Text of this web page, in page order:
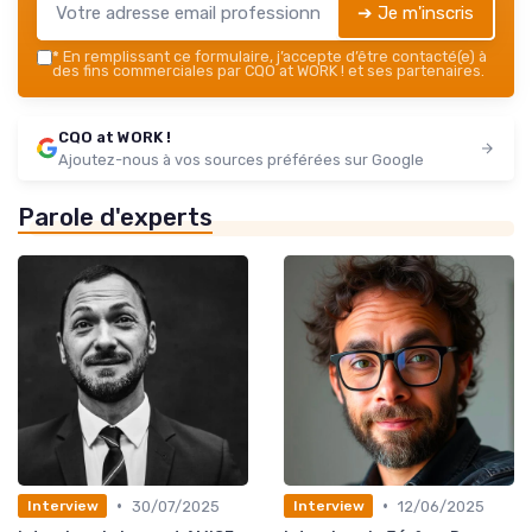
➔ Je m'inscris
* En remplissant ce formulaire, j’accepte d’être contacté(e) à
des fins commerciales par CQO at WORK ! et ses partenaires.
CQO at WORK !
Ajoutez-nous à vos sources préférées sur Google
Parole d'experts
Interview • 30/07/2025
Interview • 12/06/2025